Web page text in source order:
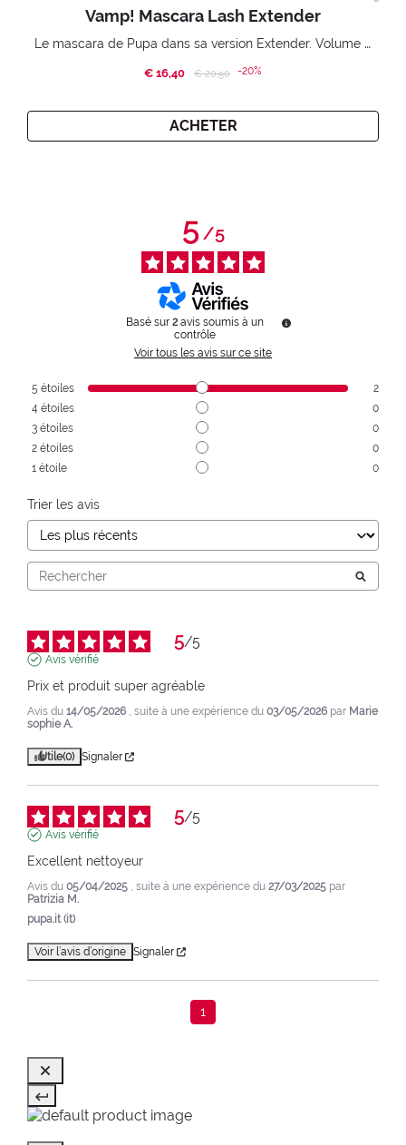
Vamp! Mascara Lash Extender
Le mascara de Pupa dans sa version Extender. Volume extension 3D. Des cils amplifiés et liftés à l’infini.
€ 16,40 Price reduced from
€ 20,50to-20%
ACHETER
5/5
Basé sur 2 avis soumis à un
contrôle
Voir tous les avis sur ce site
5 étoiles
2
4 étoiles
0
3 étoiles
0
2 étoiles
0
1 étoile 0
Trier les avis
5/5
Avis vérifié
Prix et produit super agréable
Avis du 14/05/2026 , suite à une expérience du 03/05/2026 par Marie
sophie A.
Utile(0) Signaler
5/5
Avis vérifié
Excellent nettoyeur
Avis du 05/04/2025 , suite à une expérience du 27/03/2025 par
Patrizia M.
pupa.it (it)
Voir l’avis d’origine Signaler
1